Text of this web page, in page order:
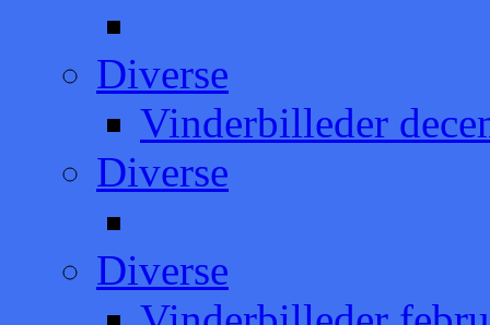
Diverse
Vinderbilleder
Diverse
Diverse